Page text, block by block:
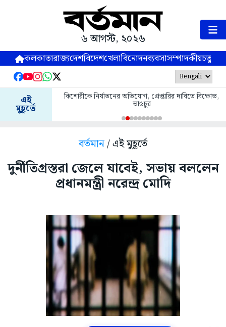
৬ আগস্ট, ২০২৬
কলকাতারাজ্যদেশবিদেশখেলাবিনোদনব্যবসাসম্পাদকীয়
এই
মুহূর্তে
কিশোরীকে নির্যাতনের অভিযোগ, গ্রেপ্তারির দাবিতে বিক্ষোভ,
ভাঙচুর
বর্তমান/ এই মুহূর্তে
দুর্নীতিগ্রস্তরা জেলে যাবেই, সভায় বললেন
প্রধানমন্ত্রী নরেন্দ্র মোদি